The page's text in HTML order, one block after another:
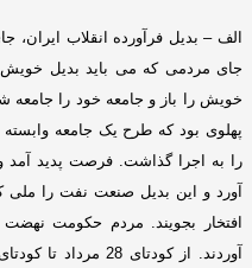
الف – بدیل فرآورده انقلاب
جای مردمی که می باید بدیل خویش
خویش را باز و جامعه خود را جامعه
پهلوی بود که طرح یک جامعه
را به اجرا گذاشت. فرصت پدید آمد
آورد و این بدیل صنعت نفت را ملی
افتخار بجویند
مردم حکومت نهضت
آوردند
از کودتای 28 مرداد تا